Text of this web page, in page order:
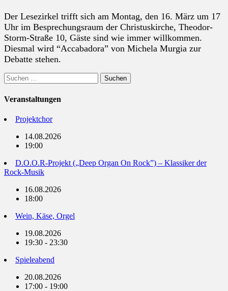
Der Lesezirkel trifft sich am Montag, den 16. März um 17
Uhr im Besprechungsraum der Christuskirche, Theodor-
Storm-Straße 10, Gäste sind wie immer willkommen.
Diesmal wird “Accabadora” von Michela Murgia zur
Debatte stehen.
Suchen
nach:
Veranstaltungen
Projektchor
14.08.2026
19:00
D.O.O.R-Projekt („Deep Organ On Rock”) – Klassiker der
Rock-Musik
16.08.2026
18:00
Wein, Käse, Orgel
19.08.2026
19:30 - 23:30
Spieleabend
20.08.2026
17:00 - 19:00